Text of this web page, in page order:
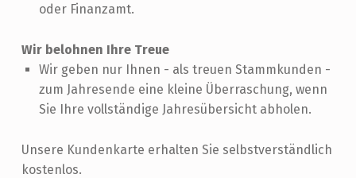
oder Finanzamt.
Wir belohnen Ihre Treue
Wir geben nur Ihnen - als treuen Stammkunden -
zum Jahresende eine kleine Überraschung, wenn
Sie Ihre vollständige Jahresübersicht abholen.
Unsere Kundenkarte erhalten Sie selbstverständlich
kostenlos.